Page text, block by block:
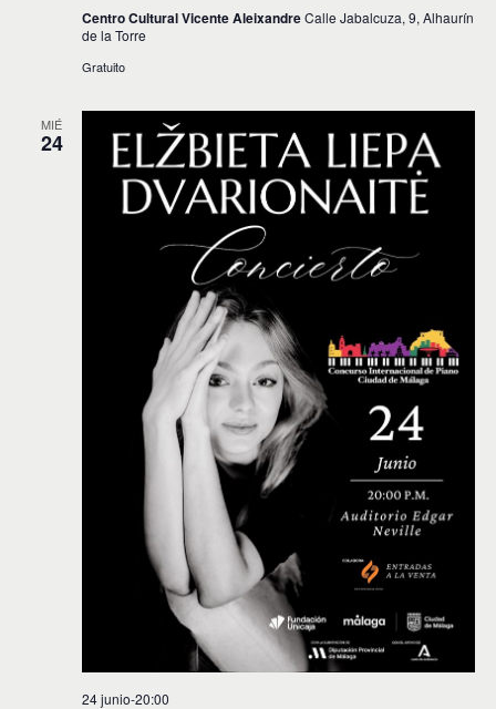
Centro Cultural Vicente AleixandreCalle Jabalcuza, 9, Alhaurín
de la Torre
Gratuito
MIÉ
24
24 junio-20:00